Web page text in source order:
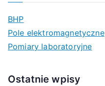
BHP
Pole elektromagnetyczne
Pomiary laboratoryjne
Ostatnie wpisy